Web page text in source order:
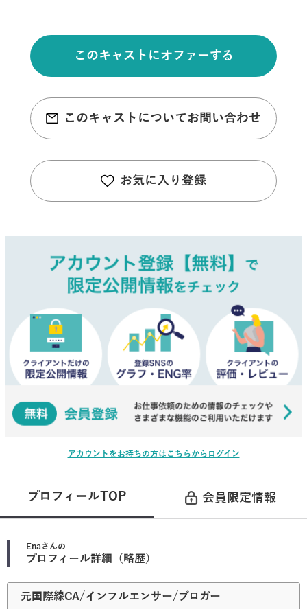
このキャストにオファーする
このキャストについてお問い合わせ
お気に入り登録
アカウントをお持ちの方はこちらからログイン
プロフィールTOP 会員限定情報
Enaさんの
プロフィール詳細（略歴）
元国際線CA/インフルエンサー/ブロガー